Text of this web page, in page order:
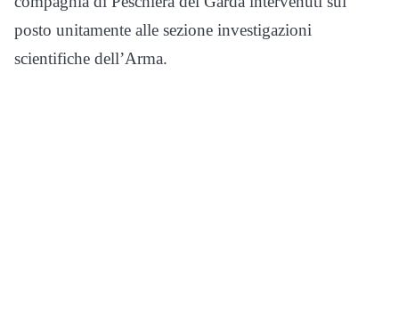
posto unitamente alle sezione investigazioni
scientifiche dell’Arma.